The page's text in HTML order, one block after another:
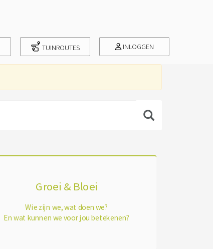
TUINROUTES INLOGGEN
Groei & Bloei
Wie zijn we, wat doen we?
En wat kunnen we voor jou betekenen?